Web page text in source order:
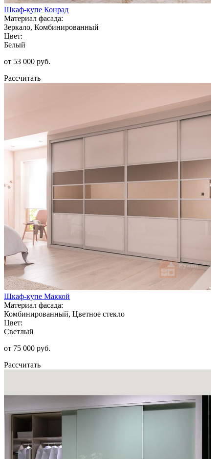
Шкаф-купе Конрад
Материал фасада:
Зеркало, Комбинированный
Цвет:
Белый
от 53 000 руб.
Рассчитать
Шкаф-купе Маккой
Материал фасада:
Комбинированный, Цветное стекло
Цвет:
Светлый
от 75 000 руб.
Рассчитать